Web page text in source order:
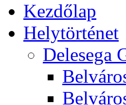
Kezdőlap
Helytörténet
Delesega